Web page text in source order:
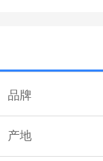
品牌
产地